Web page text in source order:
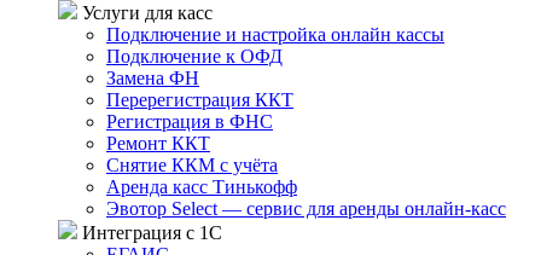
Услуги для касс
Подключение и настройка онлайн кассы
Подключение к ОФД
Замена ФН
Перерегистрация ККТ
Регистрация в ФНС
Ремонт ККТ
Снятие ККМ с учёта
Аренда касс Тинькофф
Эвотор Select — сервис для аренды онлайн-касс
Интеграция с 1С